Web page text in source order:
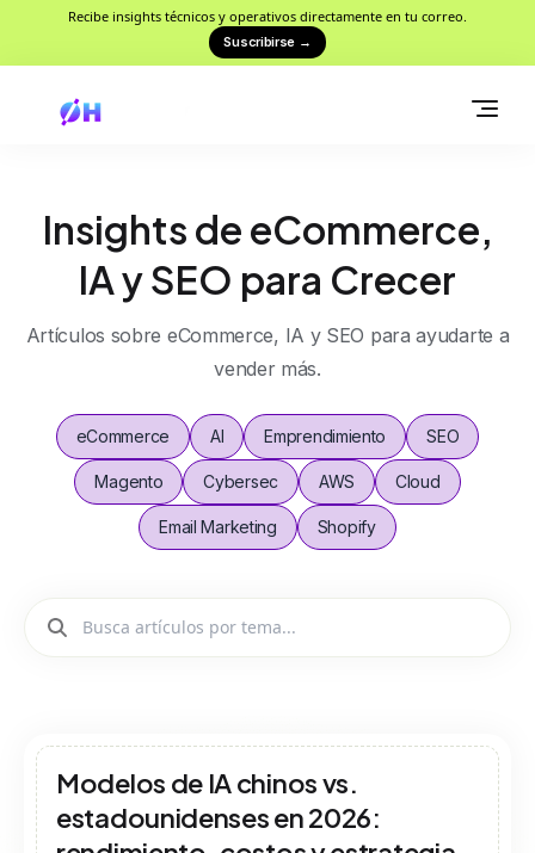
Recibe insights técnicos y operativos directamente en tu correo.
Suscribirse →
Insights de eCommerce,
IA y SEO para Crecer
Artículos sobre eCommerce, IA y SEO para ayudarte a
vender más.
eCommerce AI Emprendimiento SEO
Magento Cybersec AWS Cloud
Email Marketing Shopify
Modelos de IA chinos vs.
estadounidenses en 2026: